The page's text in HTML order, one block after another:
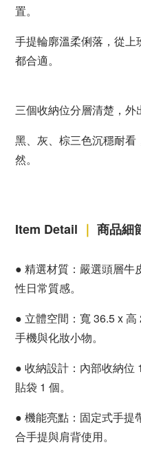
置。
手提輪廓溫柔俐落，從
都合適。
三個收納位分層清楚，外
黑、灰、棕三色沉穩耐
然。
Item Detail ｜ 商品細
● 精選材質：嚴選頭層牛
性日常質感。
● 立體空間：寬 36.5 x 高
手機與化妝小物。
● 收納設計：內部收納位
貼袋 1 個。
● 機能亮點：固定式手提
合手提與肩背使用。